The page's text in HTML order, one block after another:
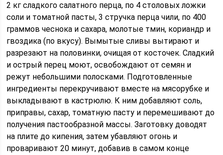
2 кг сладкого салатного перца, по 4 столовых ложки
соли и томатной пасты, 3 стручка перца чили, по 400
граммов чеснока и сахара, молотые тмин, кориандр и
гвоздика (по вкусу). Вымытые сливы вытирают и
разрезают на половинки, очищая от косточек. Сладкий
и острый перец моют, освобождают от семян и
режут небольшими полосками. Подготовленные
ингредиенты перекручивают вместе на мясорубке и
выкладывают в кастрюлю. К ним добавляют соль,
приправы, сахар, томатную пасту и перемешивают до
получения пастообразной массы. Заготовку доводят
на плите до кипения, затем убавляют огонь и
проваривают 20 минут, добавив в самом конце